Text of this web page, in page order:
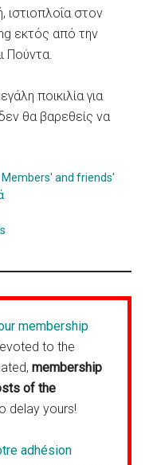
στον
εκτός από την
Πούντα.
ποικιλία για
θα βαρεθείς να
Members' and friends'
membership
to the
membership
of the
delay yours!
adhésion